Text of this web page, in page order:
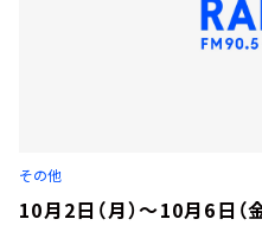
その他
10月2日（月）～10月6日（